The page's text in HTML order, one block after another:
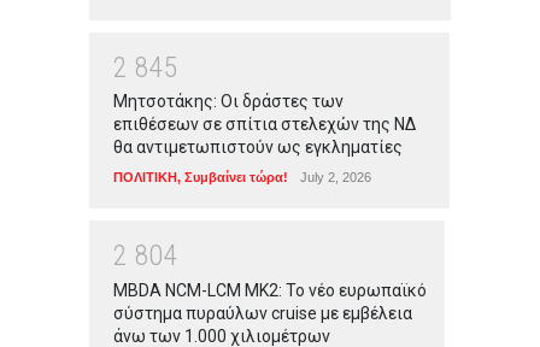
2 845
Μητσοτάκης: Οι δράστες των
επιθέσεων σε σπίτια στελεχών της ΝΔ
θα αντιμετωπιστούν ως εγκληματίες
ΠΟΛΙΤΙΚΗ, Συμβαίνει τώρα! July 2, 2026
2 804
MBDA NCM-LCM MK2: Το νέο ευρωπαϊκό
σύστημα πυραύλων cruise με εμβέλεια
άνω των 1.000 χιλιομέτρων